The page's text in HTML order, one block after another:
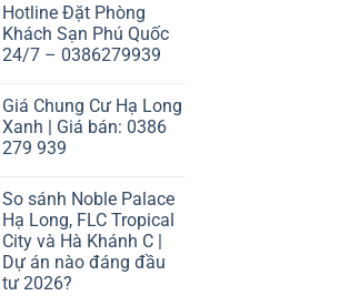
Hotline Đặt Phòng
Khách Sạn Phú Quốc
24/7 – 0386279939
Giá Chung Cư Hạ Long
Xanh | Giá bán: 0386
279 939
So sánh Noble Palace
Hạ Long, FLC Tropical
City và Hà Khánh C |
Dự án nào đáng đầu
tư 2026?